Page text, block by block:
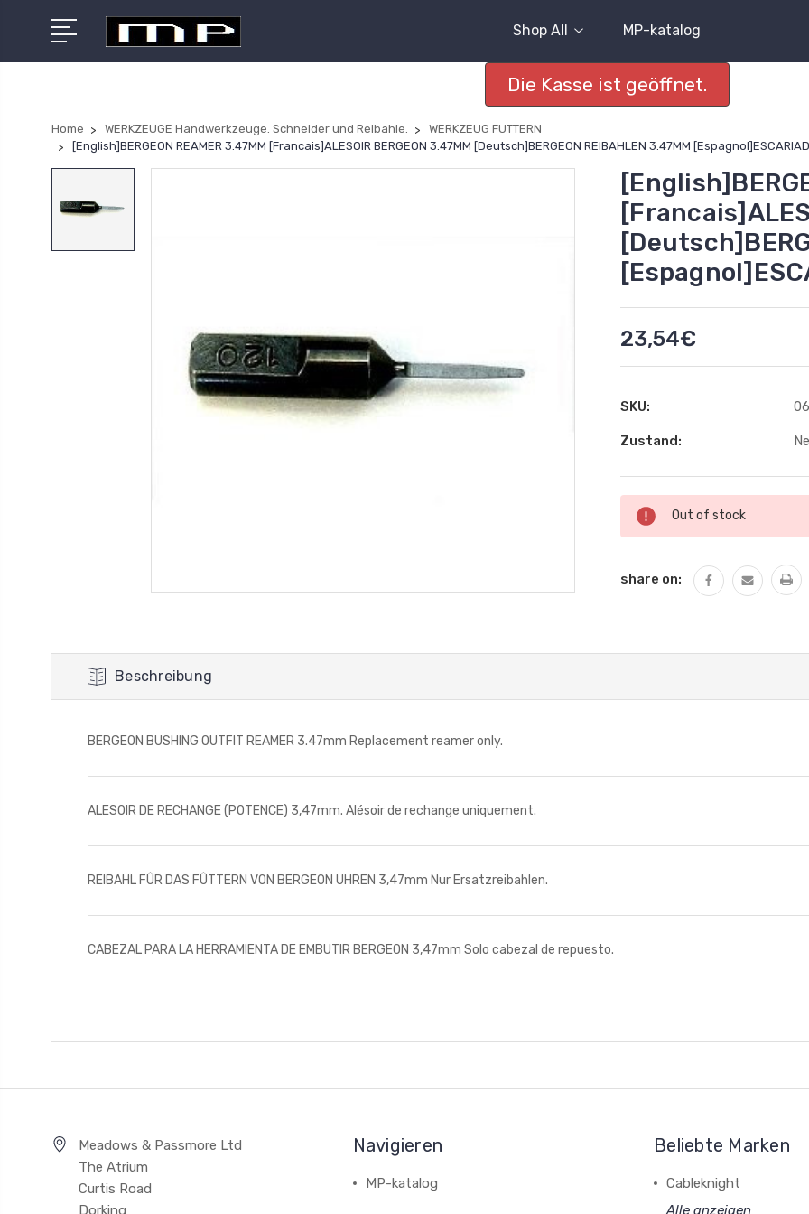
Shop All MP-katalog
Die Kasse ist geöffnet.
Home WERKZEUGE Handwerkzeuge. Schneider und Reibahle.
WERKZEUG FUTTERN
[English]BERGEON REAMER 3.47MM [Francais]ALESOIR BERGEON 3.47MM [Deutsch]BERGEON REIBAHLEN 3.47MM
23,54€
SKU:
Zustand:
Aktueller
Lagerbestand:
Out of stock
share on:
Beschreibung
BERGEON BUSHING OUTFIT REAMER 3.47mm Replacement reamer only.
ALESOIR DE RECHANGE (POTENCE) 3,47mm. Alésoir de rechange uniquement.
REIBAHL FÛR DAS FÛTTERN VON BERGEON UHREN 3,47mm Nur Ersatzreibahlen.
CABEZAL PARA LA HERRAMIENTA DE EMBUTIR BERGEON 3,47mm Solo cabezal de repuesto.
Meadows & Passmore Ltd
The Atrium
Curtis Road
Dorking
Navigieren
MP-katalog
Beliebte Marken
Cableknight
Alle anzeigen